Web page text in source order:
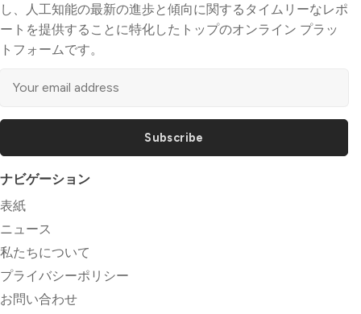
し、人工知能の最新の進歩と傾向に関するタイムリーなレポ
ートを提供することに特化したトップのオンライン プラッ
トフォームです。
Subscribe
ナビゲーション
表紙
ニュース
私たちについて
プライバシーポリシー
お問い合わせ